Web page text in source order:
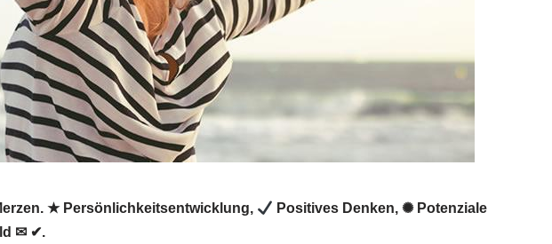
★ Persönlichkeitsentwicklung,
Positives Denken, ✺ Potenziale
✉ ✔.